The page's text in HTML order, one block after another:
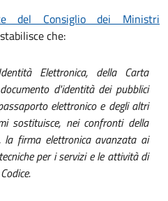
del Consiglio dei Ministri
stabilisce che:
Elettronica, della Carta
d'identità dei pubblici
elettronico e degli altri
sostituisce, nei confronti della
la firma elettronica avanzata ai
per i servizi e le attività di